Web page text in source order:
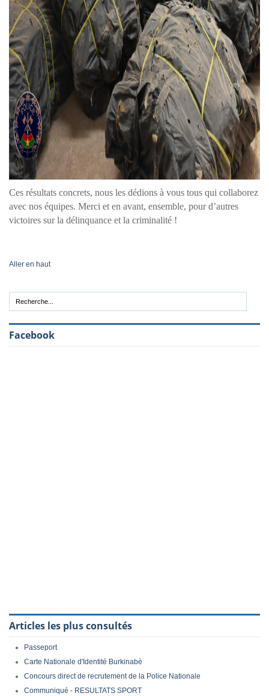
Ces résultats concrets, nous les dédions à vous tous qui collaborez
avec nos équipes. Merci et en avant, ensemble, pour d’autres
victoires sur la délinquance et la criminalité !
Aller en haut
Facebook
Articles les plus consultés
Passeport
Carte Nationale d'Identité Burkinabè
Concours direct de recrutement de la Police Nationale
Communiqué - RESULTATS SPORT